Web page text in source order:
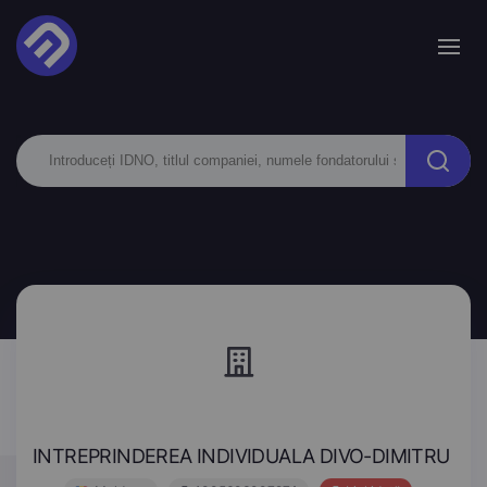
INTREPRINDEREA INDIVIDUALA DIVO-DIMITRU